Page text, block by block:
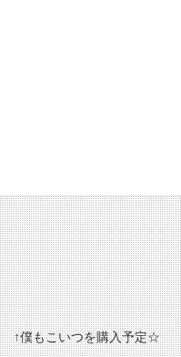
↑僕もこいつを購入予定☆